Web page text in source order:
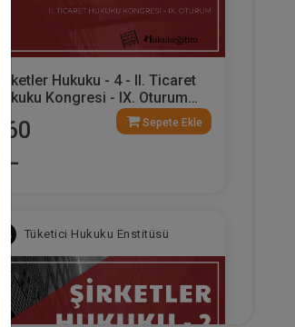
Şirketler Hukuku - 4 - II. Ticaret
Hukuku Kongresi - IX. Oturum
360
TL
Sepete Ekle
Tüketici Hukuku Enstitüsü